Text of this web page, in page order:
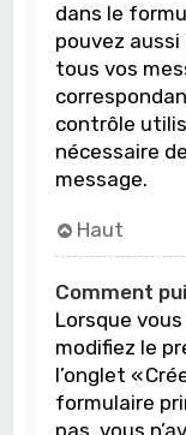
dans le
pouvez
tous vos
contrôle
nécessaire
message.
Haut
Comment
Lorsque
modifiez le
l’onglet «
formulaire
pas, vous